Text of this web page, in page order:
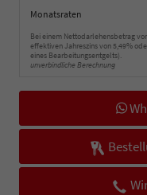
Monatsraten
Bei einem Nettodarlehensbetrag
effektiven Jahreszins von 5,49%
eines Bearbeitungsentgelts).
unverbindliche Berechnung